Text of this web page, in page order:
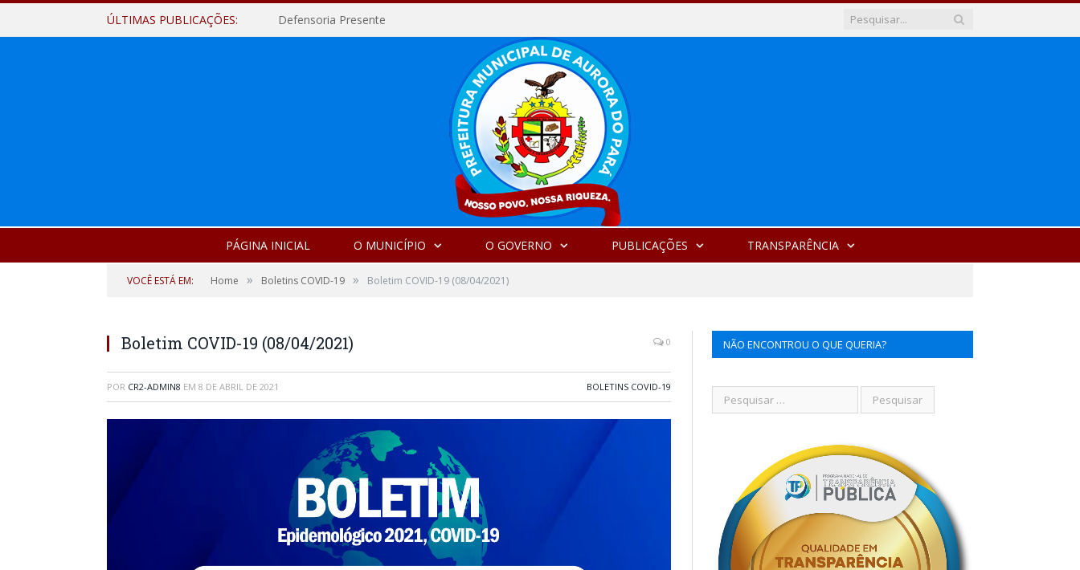
ÚLTIMAS PUBLICAÇÕES: Defensoria Presente
PÁGINA INICIAL O MUNICÍPIO O GOVERNO PUBLICAÇÕES TRANSPARÊNCIA
VOCÊ ESTÁ EM: Home » Boletins COVID-19 » Boletim COVID-19 (08/04/2021)
Boletim COVID-19 (08/04/2021) 0
POR CR2-ADMIN8 EM 8 DE ABRIL DE 2021 BOLETINS COVID-19
NÃO ENCONTROU O QUE QUERIA?